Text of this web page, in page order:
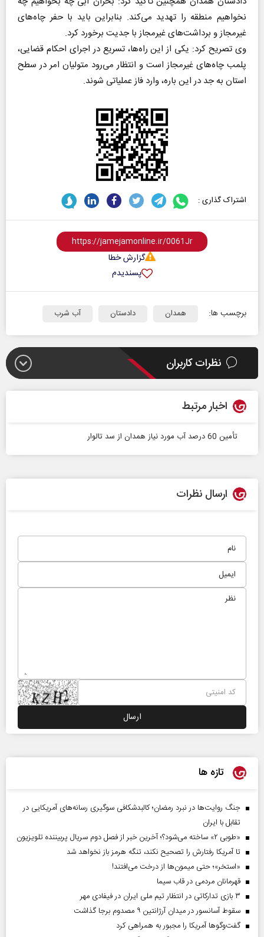
نخواهیم منطقه را تهدید می‌کند. بنابراین باید با حفر چاه‌های
غیرمجاز و برداشت‌های غیرمجاز با جدیت برخورد کرد.
وی تصریح کرد: یکی از این راه‌ها، تسریع در اجرای احکام قضایی،
پلمب چاه‌های غیرمجاز است و انتظار می‌رود متولیان امر در سطح
استان به جد در این باره، وارد فاز عملیاتی شوند.
اشتراک گذاری :
گزارش خطا
پسندیدم
برچسب ها: همدان دادستان آب شرب
نظرات کاربران
اخبار مرتبط
تأمین 60 درصد آب مورد نیاز همدان از سد تالوار
ارسال نظرات
تازه ها
جنگ روایت‌ها در نبرد رمضان؛ کالبدشکافی سوگیری رسانه‌های آمریکایی در
تقابل با ایران
«طوبی ۲» ساخته می‌شود؟؛ آخرین خبر از فصل دوم سریال پربیننده تلویزیون
تا آمریکا رفتارش را تصحیح نکند، تنگه هرمز باز نخواهد شد
«استخر»‌‌؛ حتی میمون‌ها از درخت می‌افتند!
قهرمانان مردمی در قاب سیما
۳ بازی تدارکاتی در انتظار تیم ملی ایران در فیفادی مهر
سقوط آسانسور در میدان آرژانتین ۹ مصدوم برجا گذاشت
گفت‌وگوها آمریکا را مجبور به همراهی کرد